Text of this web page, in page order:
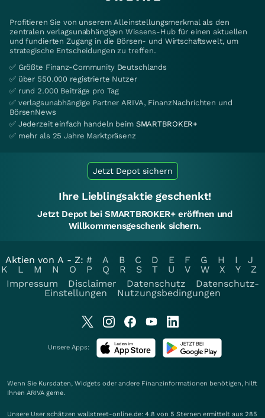
Profitieren Sie von unserem Alleinstellungsmerkmal als den
zentralen verlagsunabhängigen Wissens-Hub für einen aktuellen
und fundierten Zugang in die Börsen- und Wirtschaftswelt, um
strategische Entscheidungen zu treffen.
✅ Größte Finanz-Community Deutschlands
✅ über 550.000 registrierte Nutzer
✅ rund 2.000 Beiträge pro Tag
✅ verlagsunabhängige Partner ARIVA, FinanzNachrichten und
BörsenNews
✅ Jederzeit einfach handeln beim SMARTBROKER+
✅ mehr als 25 Jahre Marktpräsenz
Jetzt Depot sichern
Ihre Lieblingsaktie geschenkt!
Jetzt Depot bei SMARTBROKER+ eröffnen und
Willkommensgeschenk sichern.
Aktien von A - Z: # A B C D E F G H I
J
K
L M N O P Q R S T U V W X Y
Z
Impressum
Disclaimer Datenschutz
Datenschutz-
Einstellungen
Nutzungsbedingungen
Unsere Apps:
Wenn Sie Kursdaten, Widgets oder andere Finanzinformationen benötigen, hilft
Ihnen ARIVA gerne.
Unsere User schätzen wallstreet-online.de: 4.8 von 5 Sternen ermittelt aus 285